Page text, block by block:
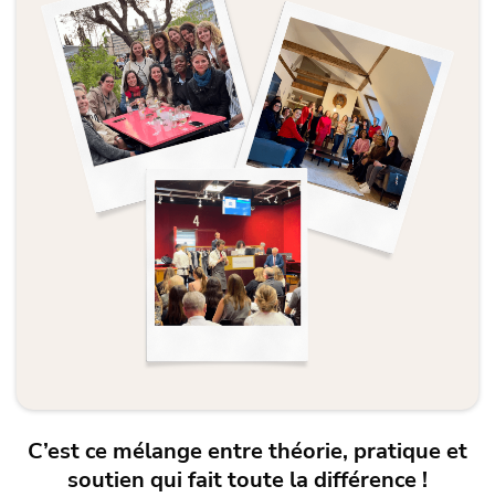
C’est ce mélange entre théorie, pratique et
soutien qui fait toute la différence !